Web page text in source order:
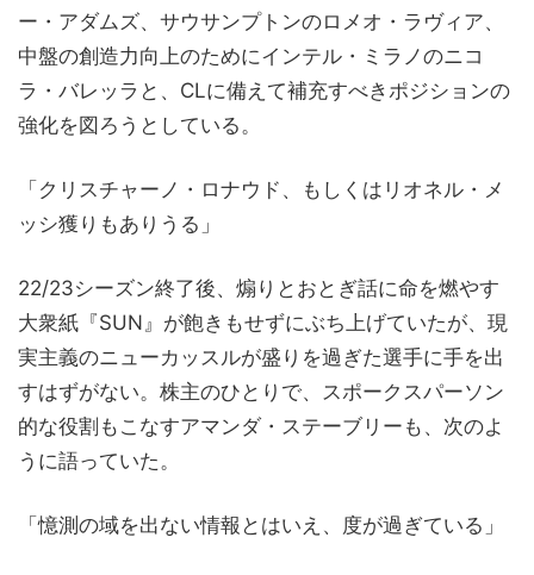
ー・アダムズ、サウサンプトンのロメオ・ラヴィア、
中盤の創造力向上のためにインテル・ミラノのニコ
ラ・バレッラと、CLに備えて補充すべきポジションの
強化を図ろうとしている。
「クリスチャーノ・ロナウド、もしくはリオネル・メ
ッシ獲りもありうる」
22/23シーズン終了後、煽りとおとぎ話に命を燃やす
大衆紙『SUN』が飽きもせずにぶち上げていたが、現
実主義のニューカッスルが盛りを過ぎた選手に手を出
すはずがない。株主のひとりで、スポークスパーソン
的な役割もこなすアマンダ・ステーブリーも、次のよ
うに語っていた。
「憶測の域を出ない情報とはいえ、度が過ぎている」